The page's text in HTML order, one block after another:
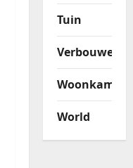
Tuin
Verbouwen
Woonkamer
World